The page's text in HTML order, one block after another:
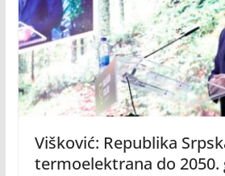
Višković: Republika
termoelektrana do 2050.